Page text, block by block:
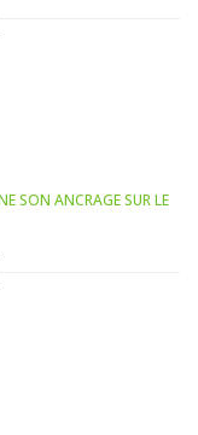
SON ANCRAGE SUR LE